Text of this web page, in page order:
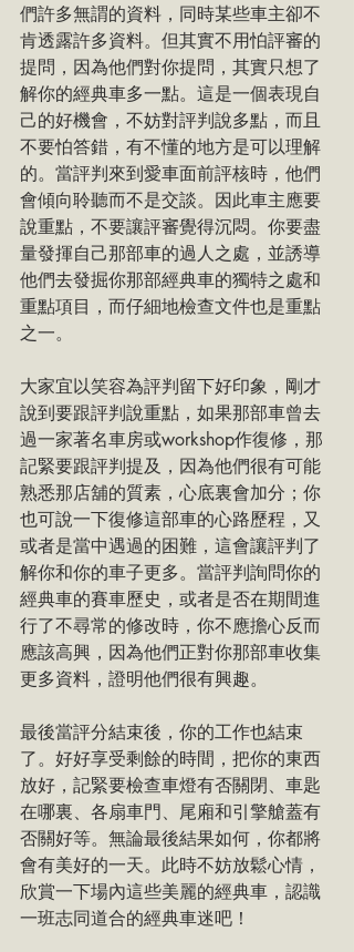
們許多無謂的資料，同時某些車主卻不
肯透露許多資料。但其實不用怕評審的
提問，因為他們對你提問，其實只想了
解你的經典車多一點。這是一個表現自
己的好機會，不妨對評判說多點，而且
不要怕答錯，有不懂的地方是可以理解
的。當評判來到愛車面前評核時，他們
會傾向聆聽而不是交談。因此車主應要
說重點，不要讓評審覺得沉悶。你要盡
量發揮自己那部車的過人之處，並誘導
他們去發掘你那部經典車的獨特之處和
重點項目，而仔細地檢查文件也是重點
之一。
大家宜以笑容為評判留下好印象，剛才
說到要跟評判說重點，如果那部車曾去
過一家著名車房或workshop作復修，那
記緊要跟評判提及，因為他們很有可能
熟悉那店舖的質素，心底裏會加分；你
也可說一下復修這部車的心路歷程，又
或者是當中遇過的困難，這會讓評判了
解你和你的車子更多。當評判詢問你的
經典車的賽車歷史，或者是否在期間進
行了不尋常的修改時，你不應擔心反而
應該高興，因為他們正對你那部車收集
更多資料，證明他們很有興趣。
最後當評分結束後，你的工作也結束
了。好好享受剩餘的時間，把你的東西
放好，記緊要檢查車燈有否關閉、車匙
在哪裏、各扇車門、尾廂和引擎艙蓋有
否關好等。無論最後結果如何，你都將
會有美好的一天。此時不妨放鬆心情，
欣賞一下場內這些美麗的經典車，認識
一班志同道合的經典車迷吧！